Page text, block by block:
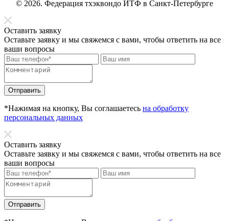
© 2026. Федерация тхэквондо ИТФ в Санкт-Петербурге
Оставить заявку
Оставьте заявку и мы свяжемся с вами, чтобы ответить на все
ваши вопросы
Отправить
*Нажимая на кнопку, Вы соглашаетесь на обработку
персональных данных
Оставить заявку
Оставьте заявку и мы свяжемся с вами, чтобы ответить на все
ваши вопросы
Отправить